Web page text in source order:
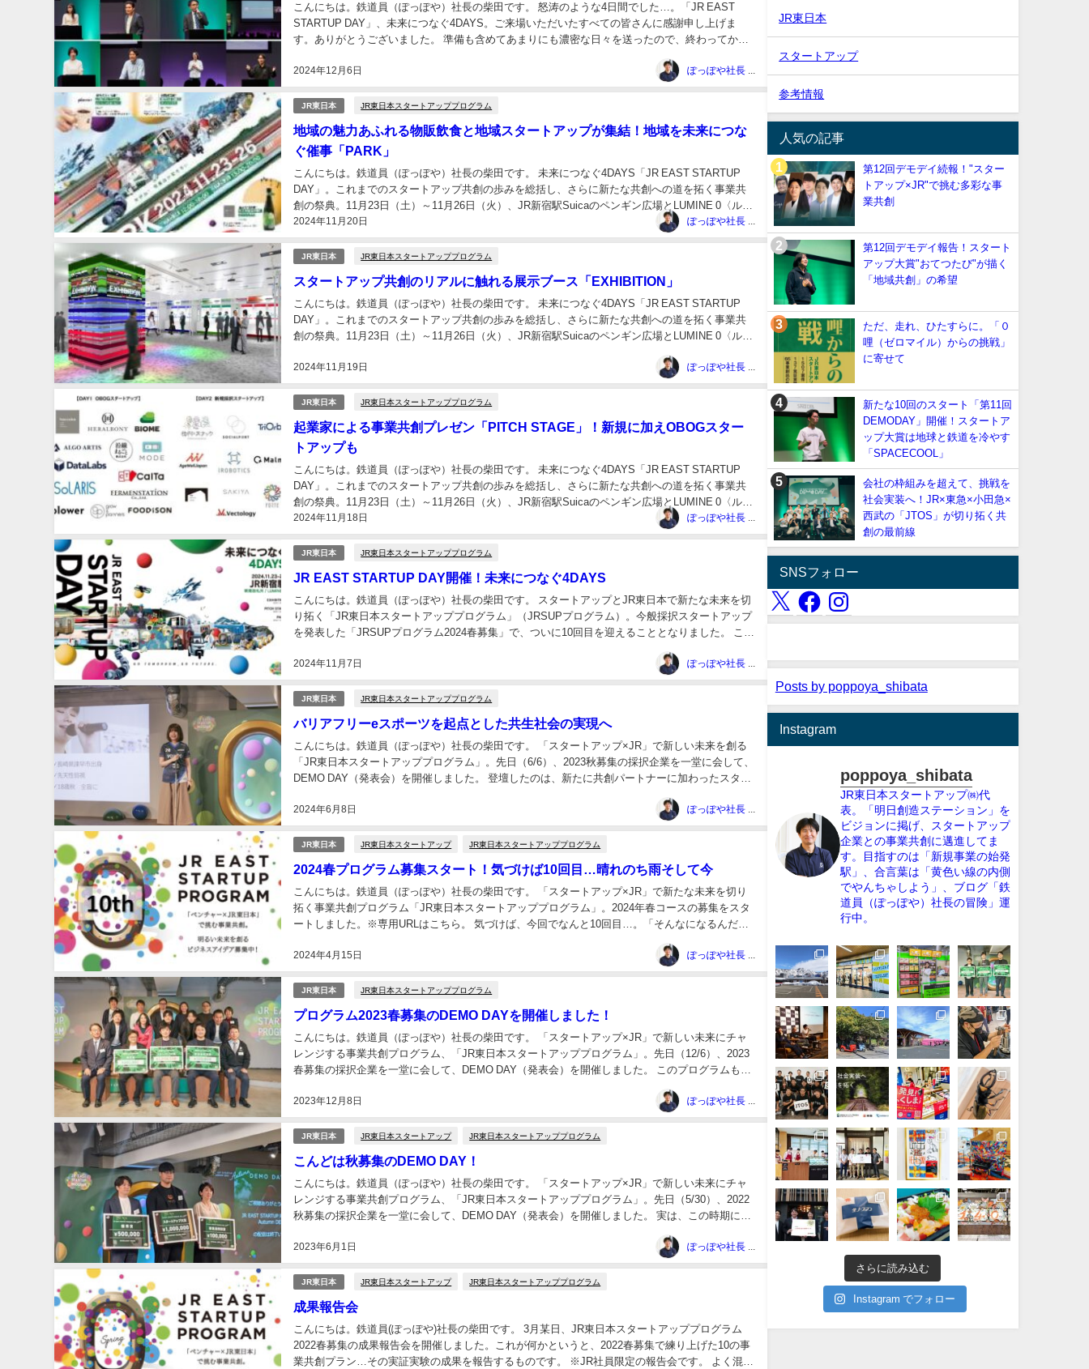
2024年12月6日
こんにちは。鉄道員（ぽっぽや）社長の柴田です。 怒涛のような4日間でした…。「JR EAST
STARTUP DAY」、未来につなぐ4DAYS。ご来場いただいたすべての皆さんに感謝申し上げま
す。ありがとうございました。 準備も含めてあまりにも濃密な日々を送ったので、終わってから
JR東日本 JR東日本スタートアッププログラム
地域の魅力あふれる物販飲食と地域スタートアップが集結！地域を未来につな
ぐ催事「PARK」
2024年11月20日
こんにちは。鉄道員（ぽっぽや）社長の柴田です。 未来につなぐ4DAYS「JR EAST STARTUP
DAY」。これまでのスタートアップ共創の歩みを総括し、さらに新たな共創への道を拓く事業共
創の祭典。11月23日（土）～11月26日（火）、JR新宿駅Suicaのペンギン広場とLUMINE 0〈ルミ
ネゼロ〉で開催します...
JR東日本 JR東日本スタートアッププログラム
スタートアップ共創のリアルに触れる展示ブース「EXHIBITION」
2024年11月19日
こんにちは。鉄道員（ぽっぽや）社長の柴田です。 未来につなぐ4DAYS「JR EAST STARTUP
DAY」。これまでのスタートアップ共創の歩みを総括し、さらに新たな共創への道を拓く事業共
創の祭典。11月23日（土）～11月26日（火）、JR新宿駅Suicaのペンギン広場とLUMINE 0〈ルミ
JR東日本 JR東日本スタートアッププログラム
起業家による事業共創プレゼン「PITCH STAGE」！新規に加えOBOGスター
トアップも
2024年11月18日
こんにちは。鉄道員（ぽっぽや）社長の柴田です。 未来につなぐ4DAYS「JR EAST STARTUP
DAY」。これまでのスタートアップ共創の歩みを総括し、さらに新たな共創への道を拓く事業共
創の祭典。11月23日（土）～11月26日（火）、JR新宿駅Suicaのペンギン広場とLUMINE 0〈ルミ
ネゼロ〉で開催します...
JR東日本 JR東日本スタートアッププログラム
JR EAST STARTUP DAY開催！未来につなぐ4DAYS
2024年11月7日
こんにちは。鉄道員（ぽっぽや）社長の柴田です。 スタートアップとJR東日本で新たな未来を切
り拓く「JR東日本スタートアッププログラム」（JRSUPプログラム）。今般採択スタートアップ
を発表した「JRSUPプログラム2024春募集」で、ついに10回目を迎えることとなりました。 ここ
JR東日本 JR東日本スタートアッププログラム
バリアフリーeスポーツを起点とした共生社会の実現へ
2024年6月8日
こんにちは。鉄道員（ぽっぽや）社長の柴田です。 「スタートアップ×JR」で新しい未来を創る
「JR東日本スタートアッププログラム」。先日（6/6）、2023秋募集の採択企業を一堂に会して、
DEMO DAY（発表会）を開催しました。 登壇したのは、新たに共創パートナーに加わったスター
JR東日本 JR東日本スタートアップ JR東日本スタートアッププログラム
2024春プログラム募集スタート！気づけば10回目…晴れのち雨そして今
2024年4月15日
こんにちは。鉄道員（ぽっぽや）社長の柴田です。 「スタートアップ×JR」で新たな未来を切り
拓く事業共創プログラム「JR東日本スタートアッププログラム」。2024年春コースの募集をスタ
ートしました。※専用URLはこちら。 気づけば、今回でなんと10回目…。「そんなになるんだ」
JR東日本 JR東日本スタートアッププログラム
プログラム2023春募集のDEMO DAYを開催しました！
2023年12月8日
こんにちは。鉄道員（ぽっぽや）社長の柴田です。 「スタートアップ×JR」で新しい未来にチャ
レンジする事業共創プログラム、「JR東日本スタートアッププログラム」。先日（12/6）、2023
春募集の採択企業を一堂に会して、DEMO DAY（発表会）を開催しました。 このプログラムも、
JR東日本 JR東日本スタートアップ JR東日本スタートアッププログラム
こんどは秋募集のDEMO DAY！
2023年6月1日
こんにちは。鉄道員（ぽっぽや）社長の柴田です。 「スタートアップ×JR」で新しい未来にチャ
レンジする事業共創プログラム、「JR東日本スタートアッププログラム」。先日（5/30）、2022
秋募集の採択企業を一堂に会して、DEMO DAY（発表会）を開催しました。 実は、この時期に
JR東日本 JR東日本スタートアップ JR東日本スタートアッププログラム
成果報告会
こんにちは。鉄道員(ぽっぽや)社長の柴田です。 3月某日、JR東日本スタートアッププログラム
2022春募集の成果報告会を開催しました。これが何かというと、2022春募集で練り上げた10の事
業共創プラン…その実証実験の成果を報告するものです。 ※JR社員限定の報告会です。 よく混同
JR東日本
スタートアップ
参考情報
人気の記事
第12回デモデイ続報！"スター
トアップ×JR"で挑む多彩な事
業共創
第12回デモデイ報告！スタート
アップ大賞"おてつたび"が描く
「地域共創」の希望
ただ、走れ、ひたすらに。「０
哩（ゼロマイル）からの挑戦」
に寄せて
新たな10回のスタート「第11回
DEMODAY」開催！スタートア
ップ大賞は地球と鉄道を冷やす
「SPACECOOL」
会社の枠組みを超えて、挑戦を
社会実装へ！JR×東急×小田急×
西武の「JTOS」が切り拓く共
創の最前線
SNSフォロー
Posts by poppoya_shibata
Instagram
poppoya_shibata
JR東日本スタートアップ㈱代
表。「明日創造ステーション」を
ビジョンに掲げ、スタートアップ
企業との事業共創に邁進してま
す。目指すのは「新規事業の始発
駅」、合言葉は「黄色い線の内側
でやんちゃしよう」、ブログ「鉄
道員（ぽっぽや）社長の冒険」運
行中。
さらに読み込む
Instagram でフォロー